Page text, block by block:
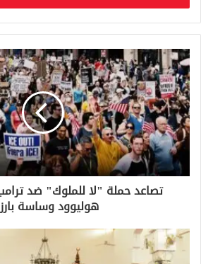
ب
ر
ي
د
ك
ا
ل
إ
ل
ك
ر
تصاعد حملة "لا للملوك" ضد
هوليوود وساسة